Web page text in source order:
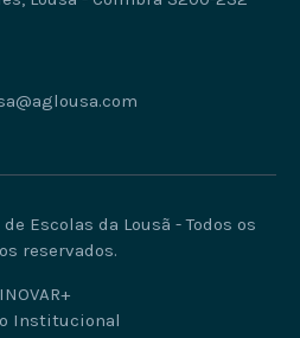
Escolas da Lousã - Todos os
reservados.
INOVAR+
Institucional